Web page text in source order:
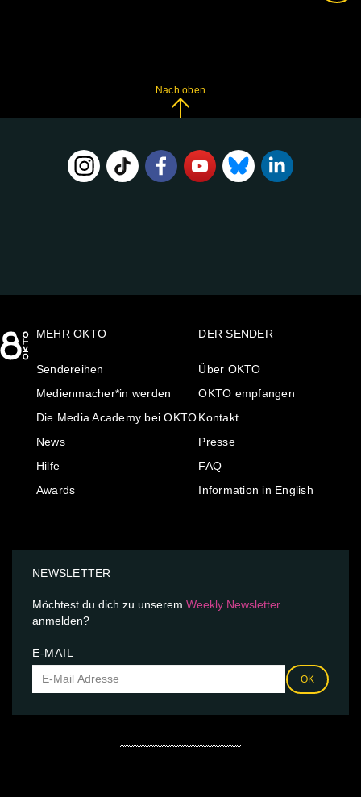
Nach oben
MEHR OKTO
Sendereihen
Medienmacher*in werden
Die Media Academy bei OKTO
News
Hilfe
Awards
DER SENDER
Über OKTO
OKTO empfangen
Kontakt
Presse
FAQ
Information in English
NEWSLETTER
Möchtest du dich zu unserem Weekly Newsletter
anmelden?
E-MAIL
OK